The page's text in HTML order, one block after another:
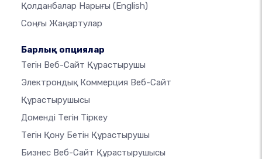
Қолданбалар Нарығы (English)
Соңғы Жаңартулар
Барлық опциялар
Тегін Веб-Сайт Құрастырушы
Электрондық Коммерция Веб-Сайт
Құрастырушысы
Доменді Тегін Тіркеу
Тегін Қону Бетін Құрастырушы
Бизнес Веб-Сайт Құрастырушысы